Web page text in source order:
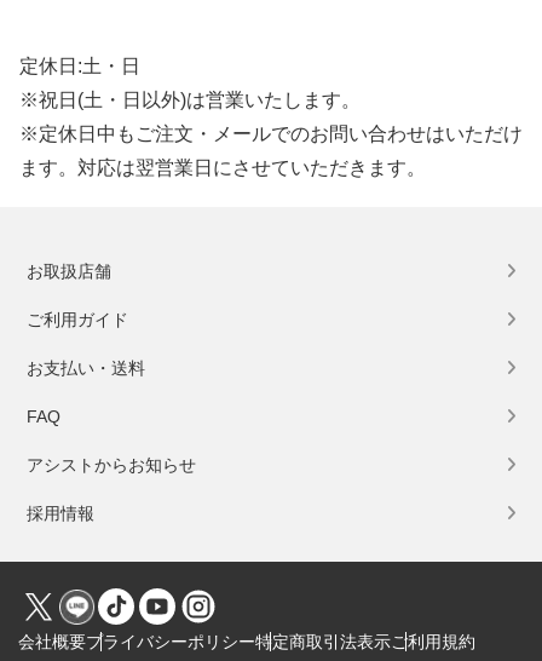
定休日:土・日
※祝日(土・日以外)は営業いたします。
※定休日中もご注文・メールでのお問い合わせはいただけ
ます。対応は翌営業日にさせていただきます。
お取扱店舗
ご利用ガイド
お支払い・送料
FAQ
アシストからお知らせ
採用情報
会社概要プライバシーポリシー特定商取引法表示ご利用規約